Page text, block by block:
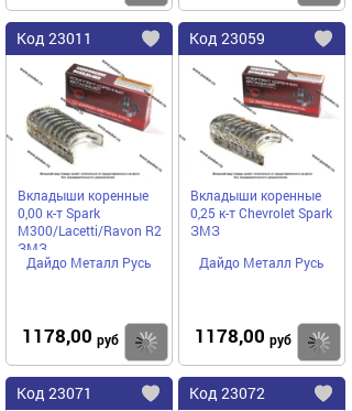
Код 23011
Добавить
избранное
Вкладыши коренные
0,00 к-т Spark
M300/Lacetti/Ravon R2
ЗМЗ
Дайдо Металл Русь
1178,00 руб Купить
Код 23059
Вкладыши коренные
0,25 к-т Chevrolet Spark
ЗМЗ
Дайдо Металл Русь
1178,00 руб
Код 23071
Добавить
Код 23072